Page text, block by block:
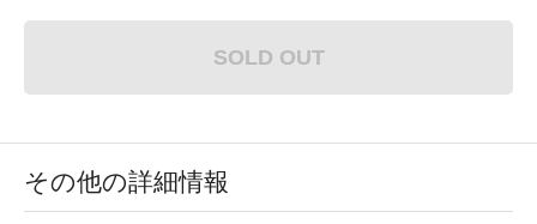
SOLD OUT
その他の詳細情報